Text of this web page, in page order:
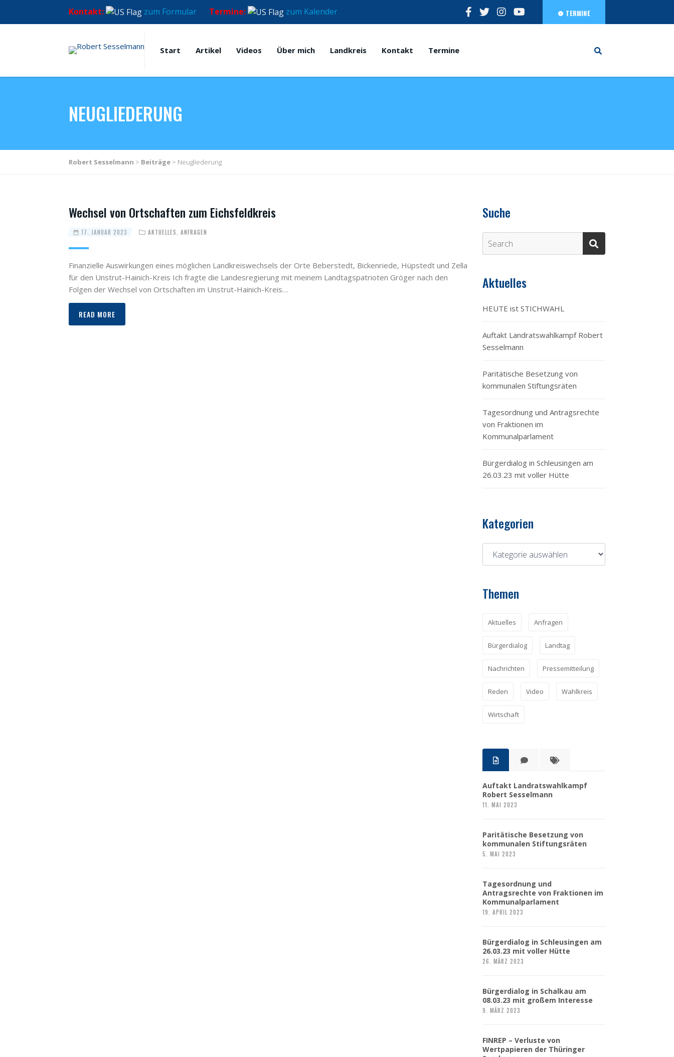
Kontakt: zum Formular Termine: zum Kalender TERMINE
Start Artikel Videos Über mich Landkreis Kontakt Termine
NEUGLIEDERUNG
Robert Sesselmann > Beiträge > Neugliederung
Wechsel von Ortschaften zum Eichsfeldkreis
17. JANUAR 2023 AKTUELLES ANFRAGEN
Finanzielle Auswirkungen eines möglichen Landkreiswechsels der Orte Beberstedt, Bickenriede, Hüpstedt und Zella
für den Unstrut-Hainich-Kreis Ich fragte die Landesregierung mit meinem Landtagspatrioten Gröger nach den
Folgen der Wechsel von Ortschaften im Unstrut-Hainich-Kreis…
READ MORE
Suche
Aktuelles
HEUTE ist STICHWAHL
Auftakt Landratswahlkampf Robert
Sesselmann
Paritätische Besetzung von
kommunalen Stiftungsräten
Tagesordnung und Antragsrechte
von Fraktionen im
Kommunalparlament
Bürgerdialog in Schleusingen am
26.03.23 mit voller Hütte
Kategorien
Themen
Aktuelles Anfragen
Bürgerdialog Landtag
Nachrichten Pressemitteilung
Reden Video Wahlkreis
Wirtschaft
Auftakt Landratswahlkampf
Robert Sesselmann
11. MAI 2023
Paritätische Besetzung von
kommunalen Stiftungsräten
5. MAI 2023
Tagesordnung und
Antragsrechte von Fraktionen im
Kommunalparlament
19. APRIL 2023
Bürgerdialog in Schleusingen am
26.03.23 mit voller Hütte
26. MÄRZ 2023
Bürgerdialog in Schalkau am
08.03.23 mit großem Interesse
9. MÄRZ 2023
FINREP – Verluste von
Wertpapieren der Thüringer